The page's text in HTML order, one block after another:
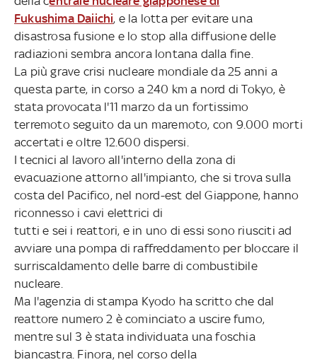
Fukushima Daiichi, e la lotta per evitare una
disastrosa fusione e lo stop alla diffusione delle
radiazioni sembra ancora lontana dalla fine.
La più grave crisi nucleare mondiale da 25 anni a
questa parte, in corso a 240 km a nord di Tokyo, è
stata provocata l'11 marzo da un fortissimo
terremoto seguito da un maremoto, con 9.000 morti
accertati e oltre 12.600 dispersi.
I tecnici al lavoro all'interno della zona di
evacuazione attorno all'impianto, che si trova sulla
costa del Pacifico, nel nord-est del Giappone, hanno
riconnesso i cavi elettrici di
tutti e sei i reattori, e in uno di essi sono riusciti ad
avviare una pompa di raffreddamento per bloccare il
surriscaldamento delle barre di combustibile
nucleare.
Ma l'agenzia di stampa Kyodo ha scritto che dal
reattore numero 2 è cominciato a uscire fumo,
mentre sul 3 è stata individuata una foschia
biancastra. Finora, nel corso della